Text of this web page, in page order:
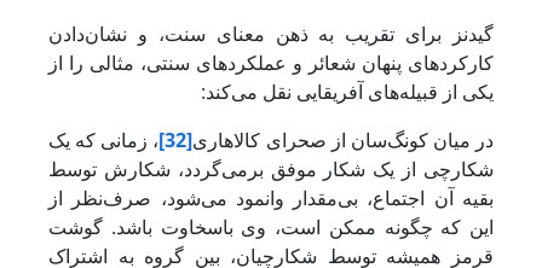
گیدنز برای تقریب به ذهن معنای سنت، و نشان‌دادن
کارکردهای پنهان شعائر و عملکردهای سنتی، مثالی را از
یکی از قبیله‌های آفریقایی نقل می‌کند:
در میان کونگ‌سان از صحرای کالاهاری[32]
، زمانی که یک
شکارچی از یک شکار موفق برمی‌گردد، شکارش توسط
بقیه آن اجتماع، بی‌مقدار وانمود می‌شود، صرف‌نظر از
این که چگونه ممکن است، وی باسخاوت باشد. گوشت
قرمز همیشه توسط شکارچیان، بین گروه به اشتراک